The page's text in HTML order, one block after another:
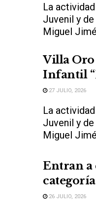
La
Juvenil y
Miguel
Villa Oro
Infantil
27 JULIO, 2026
La
Juvenil y
Miguel
Entran a
26 JULIO, 2026